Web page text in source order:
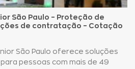
São Paulo – Proteção de
de contratação – Cotação
São Paulo oferece soluções
pessoas com mais de 49